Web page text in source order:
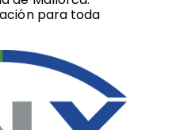
para toda